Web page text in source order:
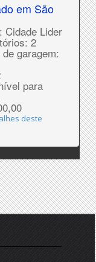
em São
Cidade Lider
2
garagem:
para
deste